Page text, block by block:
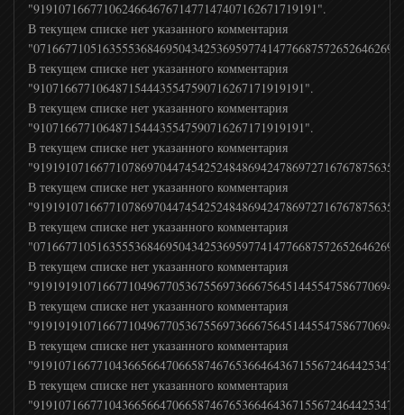
Top Secret
Мульт
Дисней
Карусель
В Гостях у Сказки
Супер
Ani
Мультимузыка
"919107166771062466467671477147407162671719191".
В текущем списке нет указанного комментария
В текущем списке нет указанного комментария
"9107166771064871544435547590716267171919191".
В текущем списке нет указанного комментария
"9107166771064871544435547590716267171919191".
В текущем списке нет указанного комментария
В текущем списке нет указанного комментария
В текущем списке нет указанного комментария
В текущем списке нет указанного комментария
В текущем списке нет указанного комментария
В текущем списке нет указанного комментария
В текущем списке нет указанного комментария